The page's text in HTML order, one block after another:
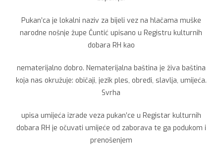
Pukan’ca je lokalni naziv za bijeli vez na hlačama muške
narodne nošnje župe Čuntić upisano u Registru kulturnih
dobara RH kao
nematerijalno dobro. Nematerijalna baština je živa baština
koja nas okružuje: običaji, jezik ples, obredi, slavlja, umijeća.
Svrha
upisa umijeća izrade veza pukan’ce u Registar kulturnih
dobara RH je očuvati umijeće od zaborava te ga podukom i
prenošenjem